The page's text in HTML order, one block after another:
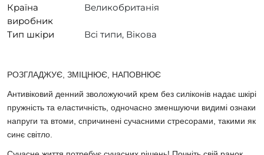
Країна
виробник
Великобританія
Тип шкіри Всі типи, Вікова
РОЗГЛАДЖУЄ, ЗМІЦНЮЄ, НАПОВНЮЄ
Антивіковий денний зволожуючий крем без силіконів надає шкірі
пружність та еластичність, одночасно зменшуючи видимі ознаки
напруги та втоми, спричинені сучасними стресорами, такими як
синє світло.